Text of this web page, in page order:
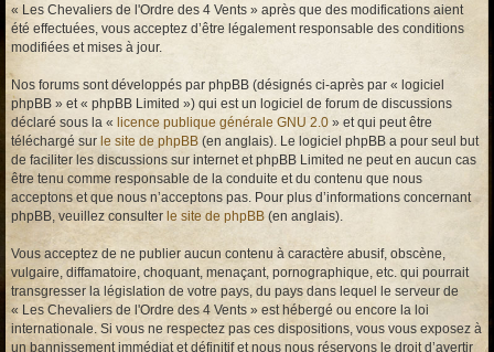
« Les Chevaliers de l'Ordre des 4 Vents » après que des modifications aient
été effectuées, vous acceptez d’être légalement responsable des conditions
modifiées et mises à jour.
Nos forums sont développés par phpBB (désignés ci-après par « logiciel
phpBB » et « phpBB Limited ») qui est un logiciel de forum de discussions
déclaré sous la « licence publique générale GNU 2.0 » et qui peut être
téléchargé sur le site de phpBB (en anglais). Le logiciel phpBB a pour seul but
de faciliter les discussions sur internet et phpBB Limited ne peut en aucun cas
être tenu comme responsable de la conduite et du contenu que nous
acceptons et que nous n’acceptons pas. Pour plus d’informations concernant
phpBB, veuillez consulter le site de phpBB (en anglais).
Vous acceptez de ne publier aucun contenu à caractère abusif, obscène,
vulgaire, diffamatoire, choquant, menaçant, pornographique, etc. qui pourrait
transgresser la législation de votre pays, du pays dans lequel le serveur de
« Les Chevaliers de l'Ordre des 4 Vents » est hébergé ou encore la loi
internationale. Si vous ne respectez pas ces dispositions, vous vous exposez à
un bannissement immédiat et définitif et nous nous réservons le droit d’avertir